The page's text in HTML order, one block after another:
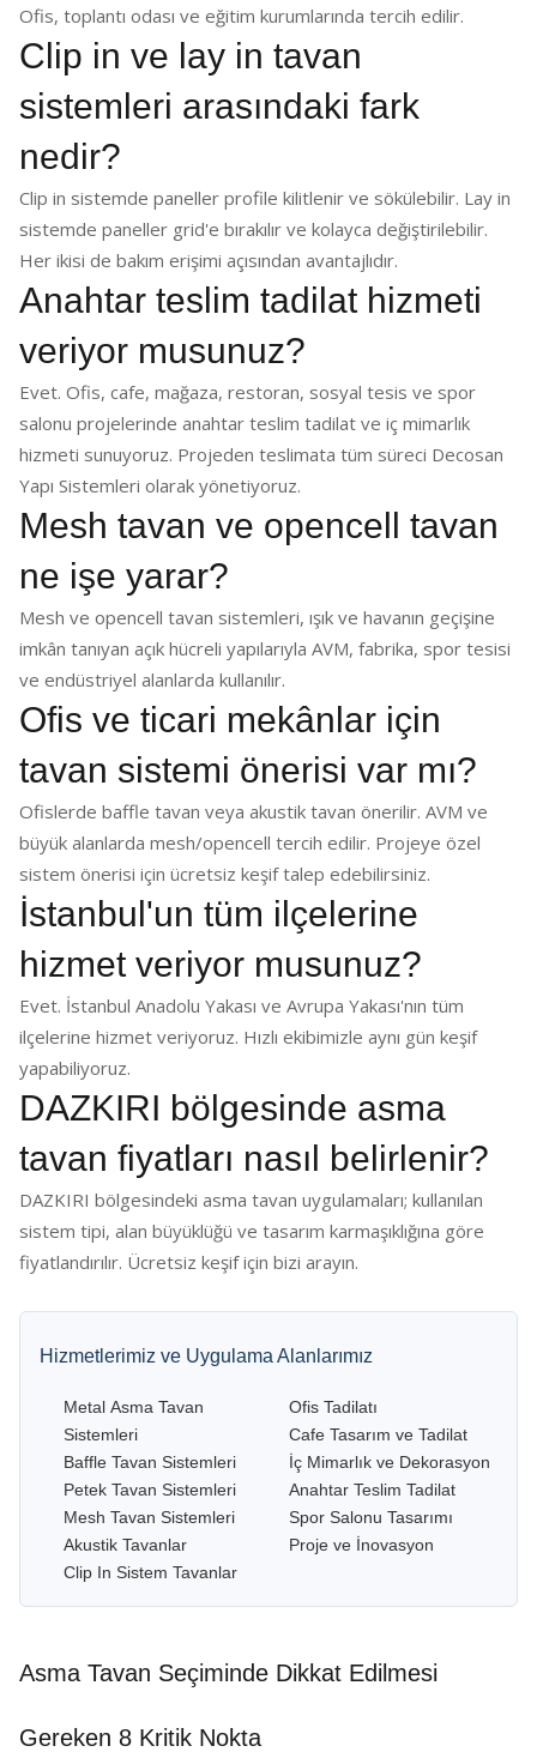
Ofis, toplantı odası ve eğitim kurumlarında tercih edilir.
Clip in ve lay in tavan
sistemleri arasındaki fark
nedir?
Clip in sistemde paneller profile kilitlenir ve sökülebilir. Lay in
sistemde paneller grid'e bırakılır ve kolayca değiştirilebilir.
Her ikisi de bakım erişimi açısından avantajlıdır.
Anahtar teslim tadilat hizmeti
veriyor musunuz?
Evet. Ofis, cafe, mağaza, restoran, sosyal tesis ve spor
salonu projelerinde anahtar teslim tadilat ve iç mimarlık
hizmeti sunuyoruz. Projeden teslimata tüm süreci Decosan
Yapı Sistemleri olarak yönetiyoruz.
Mesh tavan ve opencell tavan
ne işe yarar?
Mesh ve opencell tavan sistemleri, ışık ve havanın geçişine
imkân tanıyan açık hücreli yapılarıyla AVM, fabrika, spor tesisi
ve endüstriyel alanlarda kullanılır.
Ofis ve ticari mekânlar için
tavan sistemi önerisi var mı?
Ofislerde baffle tavan veya akustik tavan önerilir. AVM ve
büyük alanlarda mesh/opencell tercih edilir. Projeye özel
sistem önerisi için ücretsiz keşif talep edebilirsiniz.
İstanbul'un tüm ilçelerine
hizmet veriyor musunuz?
Evet. İstanbul Anadolu Yakası ve Avrupa Yakası'nın tüm
ilçelerine hizmet veriyoruz. Hızlı ekibimizle aynı gün keşif
yapabiliyoruz.
DAZKIRI bölgesinde asma
tavan fiyatları nasıl belirlenir?
DAZKIRI bölgesindeki asma tavan uygulamaları; kullanılan
sistem tipi, alan büyüklüğü ve tasarım karmaşıklığına göre
fiyatlandırılır. Ücretsiz keşif için bizi arayın.
Hizmetlerimiz ve Uygulama Alanlarımız
Metal Asma Tavan
Sistemleri
Baffle Tavan Sistemleri
Petek Tavan Sistemleri
Mesh Tavan Sistemleri
Akustik Tavanlar
Clip In Sistem Tavanlar
Ofis Tadilatı
Cafe Tasarım ve Tadilat
İç Mimarlık ve Dekorasyon
Anahtar Teslim Tadilat
Spor Salonu Tasarımı
Proje ve İnovasyon
Asma Tavan Seçiminde Dikkat Edilmesi
Gereken 8 Kritik Nokta